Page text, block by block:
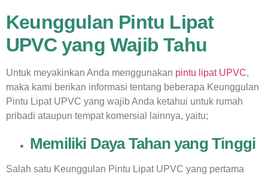
Keunggulan Pintu Lipat
UPVC yang Wajib Tahu
Untuk meyakinkan Anda menggunakan pintu lipat UPVC,
maka kami berikan informasi tentang beberapa Keunggulan
Pintu Lipat UPVC yang wajib Anda ketahui untuk rumah
pribadi ataupun tempat komersial lainnya, yaitu;
Memiliki Daya Tahan yang Tinggi
Salah satu Keunggulan Pintu Lipat UPVC yang pertama